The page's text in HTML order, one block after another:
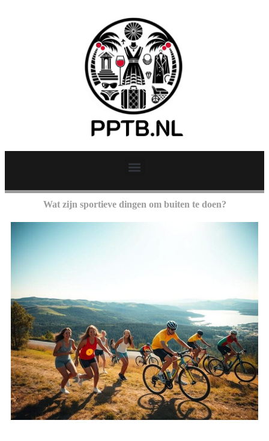
Wat zijn sportieve dingen om buiten te doen?